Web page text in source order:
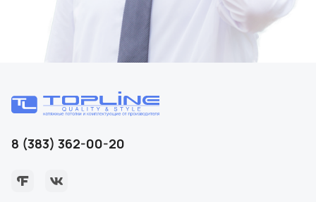
8 (383) 362-00-20